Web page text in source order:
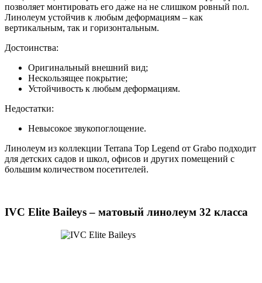
позволяет монтировать его даже на не слишком ровный пол.
Линолеум устойчив к любым деформациям – как
вертикальным, так и горизонтальным.
Достоинства:
Оригинальный внешний вид;
Нескользящее покрытие;
Устойчивость к любым деформациям.
Недостатки:
Невысокое звукопоглощение.
Линолеум из коллекции Terrana Top Legend от Grabo подходит
для детских садов и школ, офисов и других помещений с
большим количеством посетителей.
IVC Elite Baileys – матовый линолеум 32 класса